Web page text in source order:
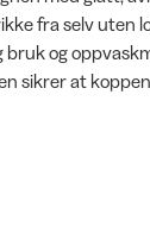
fra selv uten
og
sikrer at